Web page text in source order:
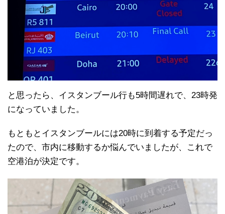
と思ったら、イスタンブール行も5時間遅れで、23時発
になっていました。
もともとイスタンブールには20時に到着する予定だっ
たので、市内に移動するか悩んでいましたが、これで
空港泊が決定です。